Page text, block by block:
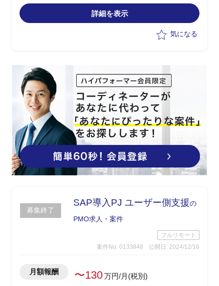
ル利用するPJ
・トライアルの計画立案、進め方検討、
トライアル利用中の意見収集、トライア
・基盤製品は選定済み
詳細を表示
気になる
募集終了
SAP導入PJ ユーザー側支援の
PMO求人・案件
フルリモート
案件No. 0133848
公開日: 2024/12/16
月額報酬 〜130万円/月(税別)